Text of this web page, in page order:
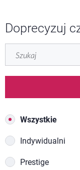
Doprecyzuj
Wszystkie
Indywidualni
Prestige